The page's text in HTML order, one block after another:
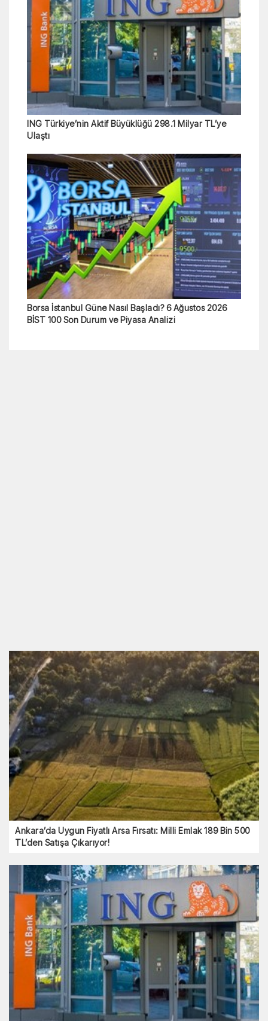
ING Türkiye’nin Aktif Büyüklüğü 298.1 Milyar TL’ye
Ulaştı
Borsa İstanbul Güne Nasıl Başladı? 6 Ağustos 2026
BİST 100 Son Durum ve Piyasa Analizi
Ankara’da Uygun Fiyatlı Arsa Fırsatı: Milli Emlak 189 Bin 500
TL’den Satışa Çıkarıyor!